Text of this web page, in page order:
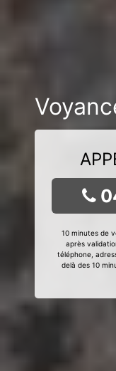
10 minutes de
après
téléphone,
delà des 10